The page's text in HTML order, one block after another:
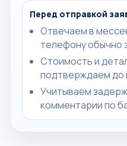
Перед отправкой
Отвечаем в
телефону обычно
Стоимость и
подтверждаем до
Учитываем
комментарии по